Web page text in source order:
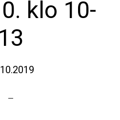
klo 10-
13